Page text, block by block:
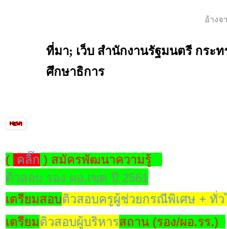
อ้างจ
ที่มา; เว็บ สำนักงานรัฐมนตรี กระท
ศึกษาธิการ
( คลิ๊ก ) สมัครพัฒนาความรู้
ติวสอบ รอง ผอ.เขต ปี 2561
เตรียมสอบติวสอบครูผู้ช่วยกรณีพิเศษ + ทั่
เตรียมติวสอบผู้บริหารสถาน (รอง/ผอ.รร.)